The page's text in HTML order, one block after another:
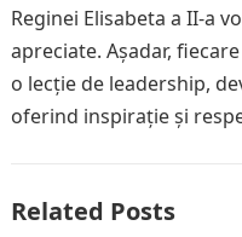
Reginei Elisabeta a II-a
apreciate. Așadar,
o lecție de leadership,
oferind inspirație și
Related Posts